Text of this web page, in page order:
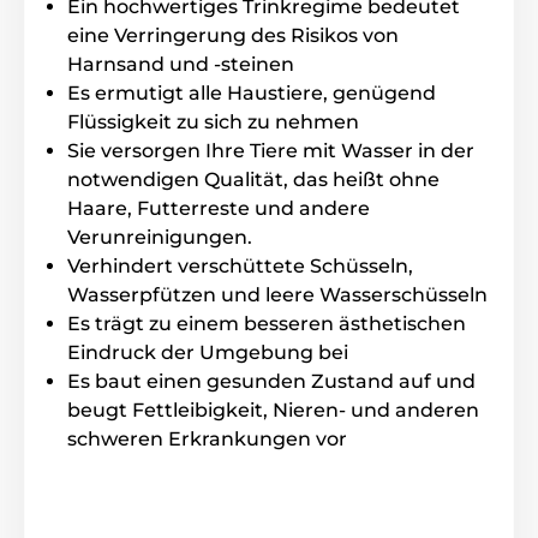
Technische Spezifikationen können ohne vorherige
Ankündigung geändert werden. Die Bilder dienen nur
zur Illustration.
Das Produkt ist in Kategorien eingeteilt
Näpfe und Trinkbrunnen
Trinkbrunnen Zubehör
Ein hochwertiges Trinkregime bedeutet
eine Verringerung des Risikos von
Harnsand und -steinen
Es ermutigt alle Haustiere, genügend
Flüssigkeit zu sich zu nehmen
Sie versorgen Ihre Tiere mit Wasser in der
notwendigen Qualität, das heißt ohne
Haare, Futterreste und andere
Verunreinigungen.
Verhindert verschüttete Schüsseln,
Wasserpfützen und leere Wasserschüsseln
Es trägt zu einem besseren ästhetischen
Eindruck der Umgebung bei
Es baut einen gesunden Zustand auf und
beugt Fettleibigkeit, Nieren- und anderen
schweren Erkrankungen vor